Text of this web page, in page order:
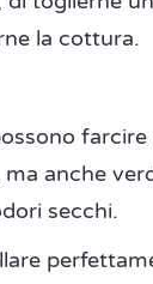
la cottura.
anche
secchi.